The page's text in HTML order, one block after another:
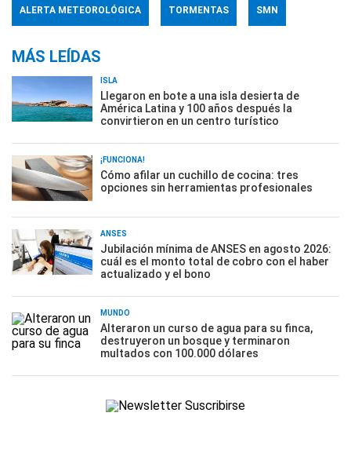
ALERTA METEOROLÓGICA TORMENTAS SMN
MÁS LEÍDAS
ISLA
Llegaron en bote a una isla desierta de
América Latina y 100 años después la
convirtieron en un centro turístico
¡FUNCIONA!
Cómo afilar un cuchillo de cocina: tres
opciones sin herramientas profesionales
ANSES
Jubilación mínima de ANSES en agosto 2026:
cuál es el monto total de cobro con el haber
actualizado y el bono
MUNDO
Alteraron un curso de agua para su finca,
destruyeron un bosque y terminaron
multados con 100.000 dólares